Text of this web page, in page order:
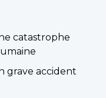
catastrophe
grave accident